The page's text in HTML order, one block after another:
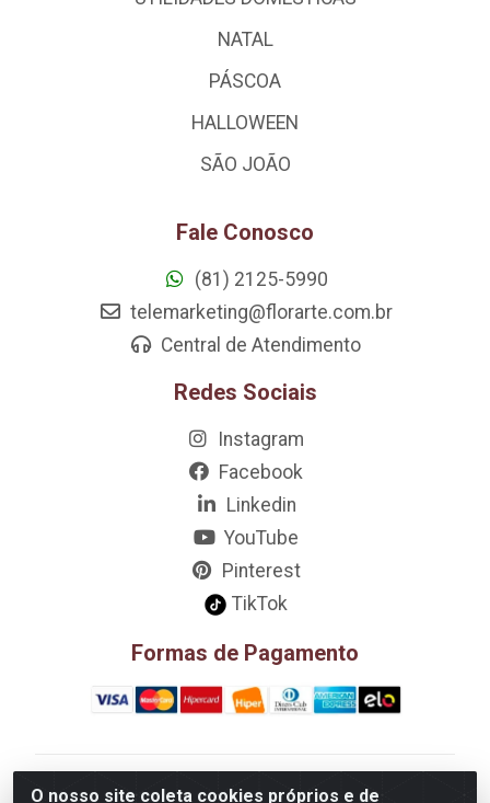
O nosso site coleta cookies próprios e de
NATAL
PÁSCOA
HALLOWEEN
SÃO JOÃO
Fale Conosco
(81) 2125-5990
telemarketing@florarte.com.br
Central de Atendimento
Redes Sociais
Instagram
Facebook
Linkedin
YouTube
Pinterest
TikTok
Formas de Pagamento
D&A Decoração e Ambientação LTDA - Rua Riachão,